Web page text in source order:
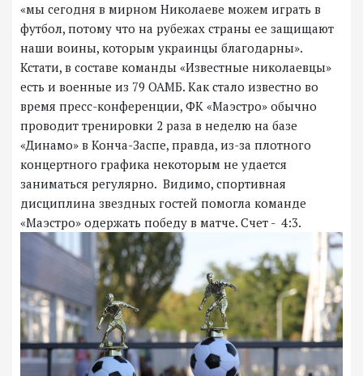
«мы сегодня в мирном Николаеве можем играть в
футбол, потому что на рубежах страны ее защищают
наши воины, которым украинцы благодарны».
Кстати, в составе команды «Известные николаевцы»
есть и военные из 79 ОАМБ. Как стало известно во
время пресс-конференции, ФК «Маэстро» обычно
проводит тренировки 2 раза в неделю на базе
«Динамо» в Конча-Заспе, правда, из-за плотного
концертного графика некоторым не удается
заниматься регулярно. Видимо, спортивная
дисциплина звездных гостей помогла команде
«Маэстро» одержать победу в матче. Счет - 4:3.